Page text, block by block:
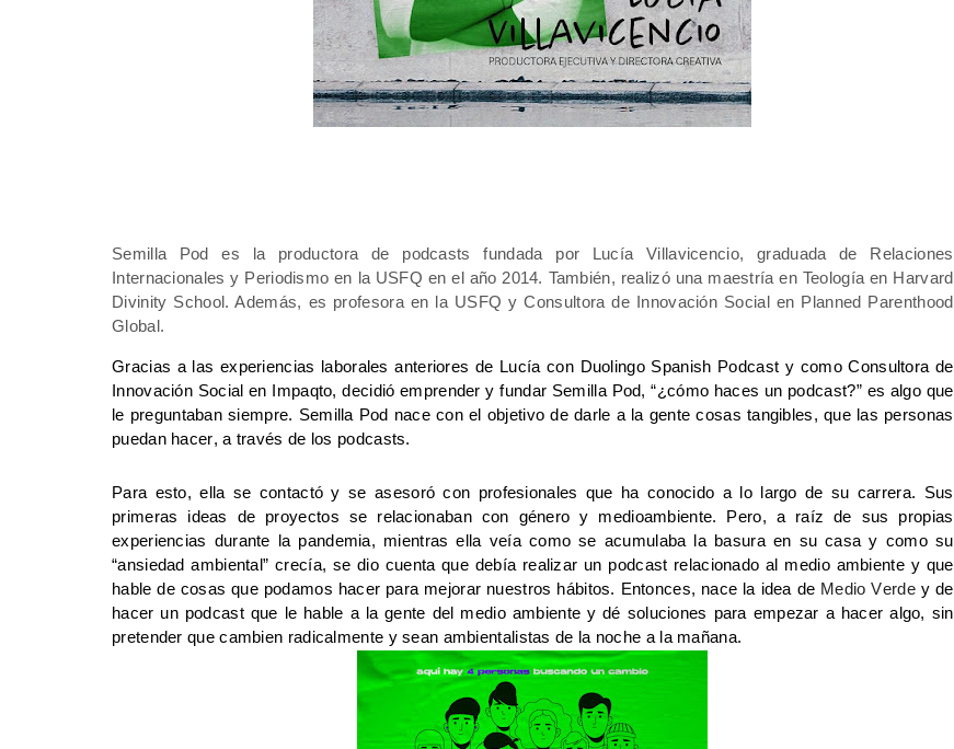
Semilla Pod es la productora de podcasts fundada por Lucía Villavicencio, graduada de Relaciones
Divinity School . Además, es profesora en la USFQ y Consultora de Innovación Social en Planned
Parenthood
Global.
Gracias a las experiencias laborales anteriores de Lucía con Duolingo Spanish Podcast y como Consultora de
Innovación Social en
Impaqto, decidió emprender y fundar Semilla Pod, “¿cómo haces un podcast?” es algo que
le preguntaban siempre. Semilla Pod nace con el objetivo de darle a la gente cosas tangibles, que las personas
puedan hacer, a través de los podcasts.
Para esto, ella se contactó y se asesoró con profesionales que ha conocido a lo largo de su carrera. Sus
primeras ideas de proyectos se relacionaban con género y medioambiente. Pero, a raíz de sus propias
experiencias durante la pandemia, mientras ella veía como se acumulaba la basura en su casa y como su
“ansiedad ambiental” crecía, se dio cuenta que debía realizar un podcast relacionado al medio ambiente y que
hable de cosas que podamos hacer para mejorar nuestros hábitos. Entonces, nace la idea de Medio Verde y de
hacer un podcast que le hable a la gente del medio ambiente y dé soluciones para empezar a hacer algo, sin
pretender que cambien radicalmente y sean ambientalistas de la noche a la mañana.